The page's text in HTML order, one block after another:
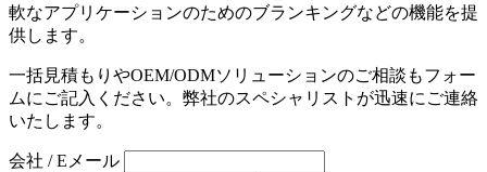
軟なアプリケーションのためのブランキングなどの機能を提
供します。
一括見積もりやOEM/ODMソリューションのご相談もフォー
ムにご記入ください。弊社のスペシャリストが迅速にご連絡
いたします。
会社 / Eメール